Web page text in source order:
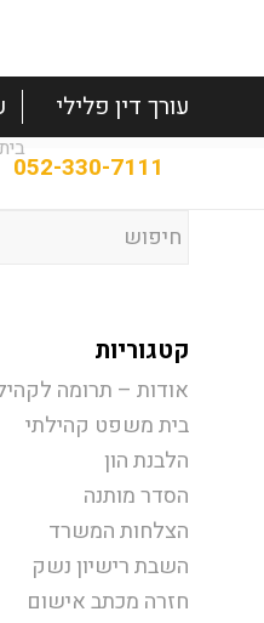
עורך דין פלילי
בית
קטגוריות
אודות – תרומה
בית משפט קהילתי
הלבנת הון
הסדר מותנה
הצלחות המשרד
השבת רישיון נשק
חזרה מכתב אישום